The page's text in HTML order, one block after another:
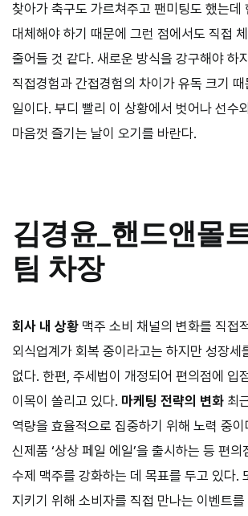
찾아가 축구도 가르쳐주고 팬미팅도 했는데
대체해야 하기 때문에 그런 점에서도 직접
줄어들 것 같다. 새로운 방식을 강구해야 하
직접경험과 간접경험의 차이가 유독 크기
일이다. 부디 빨리 이 상황에서 벗어나 선수
마음껏 즐기는 날이 오기를 바란다.
김경윤 _핸드앤몰
팀 차장
회사 내 상황 맥주 소비 채널의 변화를 직접
외식업계가 회복 중이라고는 하지만 성장세
없다. 한편, 주세법이 개정되어 편의점에 입
이목이 쏠리고 있다. 마케팅 전략의 변화 최
역량을 효율적으로 집중하기 위해 노력 중
신제품 ‘상상 페일 에일’을 출시하는 등 편
수제 맥주를 강화하는 데 목표를 두고 있다.
지키기 위해 소비자를 직접 만나는 이벤트를